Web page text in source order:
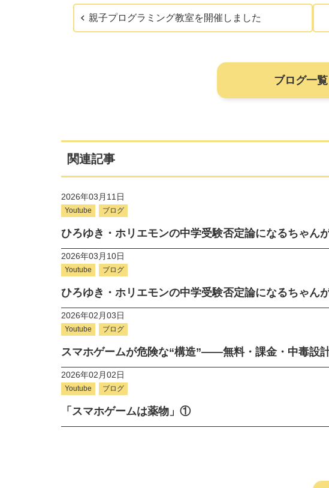
親子プログラミング教室を開催しました
ブログ一覧
関連記事
2026年03月11日
Youtube ブログ
ひろゆき・ホリエモンの中学受験否定論になるちゃん
2026年03月10日
Youtube ブログ
ひろゆき・ホリエモンの中学受験否定論になるちゃん
2026年02月03日
Youtube ブログ
スマホゲームが危険な“構造”――無料・課金・中毒設
2026年02月02日
Youtube ブログ
「スマホゲームは薬物」①